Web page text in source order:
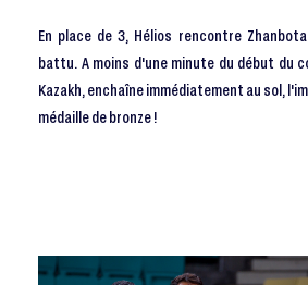
En place de 3, Hélios rencontre
battu. A moins d'une minute du début du
Kazakh, enchaîne immédiatement au sol,
médaille de bronze !